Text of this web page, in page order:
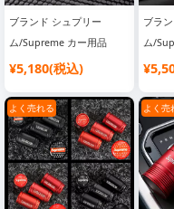
ブランド シュプリー
ム/Supreme カー用品
¥5,180(税込)
ブラ
ム/
よく売れる よく売